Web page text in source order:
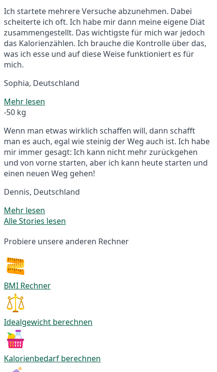
Ich startete mehrere Versuche abzunehmen. Dabei
scheiterte ich oft. Ich habe mir dann meine eigene Diät
zusammengestellt. Das wichtigste für mich war jedoch
das Kalorienzählen. Ich brauche die Kontrolle über das,
was ich esse und auf diese Weise funktioniert es für
mich.
Sophia, Deutschland
Mehr lesen
-50 kg
Wenn man etwas wirklich schaffen will, dann schafft
man es auch, egal wie steinig der Weg auch ist. Ich habe
mir immer gesagt: Ich kann nicht mehr zurückgehen
und von vorne starten, aber ich kann heute starten und
einen neuen Weg gehen!
Dennis, Deutschland
Mehr lesen
Alle Stories lesen
Probiere unsere anderen Rechner
BMI Rechner
Idealgewicht berechnen
Kalorienbedarf berechnen